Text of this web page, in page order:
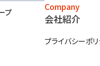
プ
Company
会社紹介
プライバシーポ